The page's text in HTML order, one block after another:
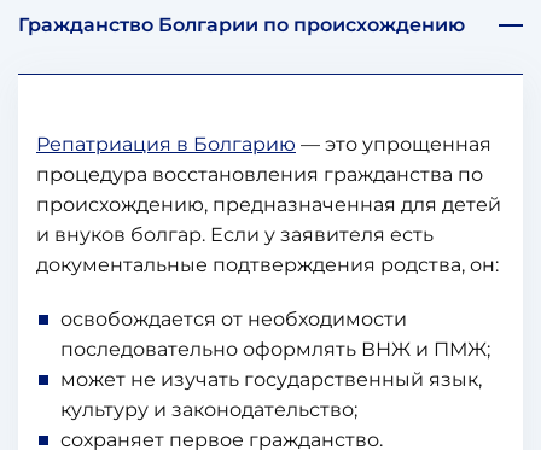
Гражданство Болгарии по происхождению
Репатриация в Болгарию — это упрощенная
процедура восстановления гражданства по
происхождению, предназначенная для детей
и внуков болгар. Если у заявителя есть
документальные подтверждения родства, он:
освобождается от необходимости
последовательно оформлять ВНЖ и ПМЖ;
может не изучать государственный язык,
культуру и законодательство;
сохраняет первое гражданство.